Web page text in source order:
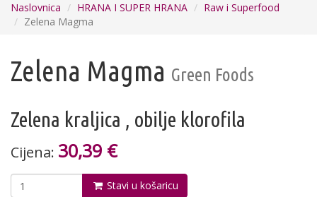
Naslovnica HRANA I SUPER HRANA
Raw i Superfood
Zelena Magma
Zelena Magma Green Foods
Zelena kraljica , obilje klorofila
Cijena: 30,39 €
Stavi u košaricu